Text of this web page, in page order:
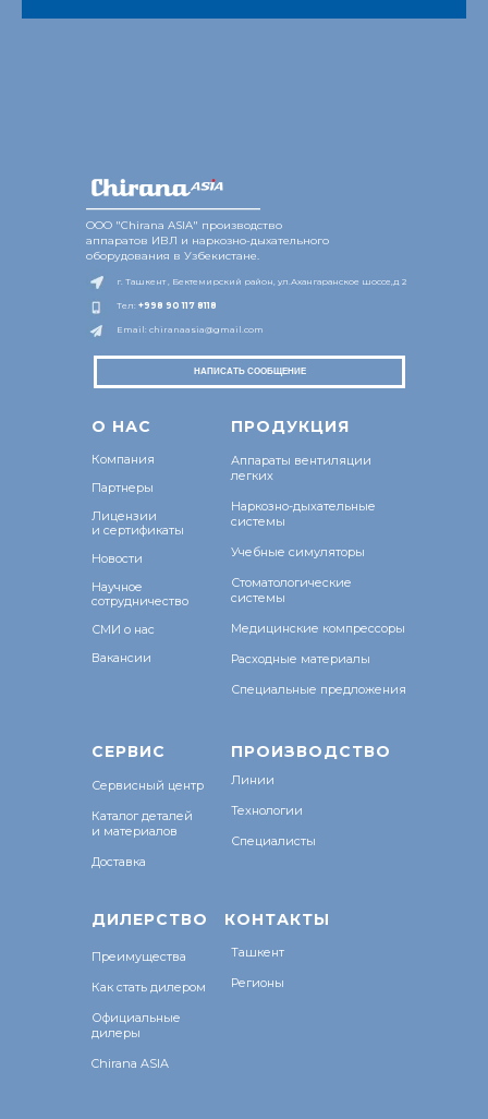
Компания
Партнеры
Лицензии
и сертификаты
Новости
Научное
сотрудничество
СМИ о нас
Вакансии
Аппараты вентиляции
легких
Наркозно-дыхательные
системы
Учебные симуляторы
Стоматологические
системы
Медицинские компрессоры
Расходные материалы
Специальные предложения
СЕРВИС
Сервисный центр
Каталог деталей
и материалов
Доставка
ПРОДУКЦИЯ
ПРОИЗВОДСТВО
Линии
Технологии
Специалисты
ДИЛЕРСТВО
Преимущества
Как стать дилером
Официальные
дилеры
Chirana ASIA
КОНТАКТЫ
Ташкент
Регионы
г. Ташкент , Бектемирский район, ул.Ахангаранское шоссе,д 2
Тел: +998 90 117 8118
Email: chiranaasia@gmail.com
НАПИСАТЬ СООБЩЕНИЕ
ООО "Chirana ASIA" производство
аппаратов ИВЛ и наркозно-дыхательного
оборудования в Узбекистане.
________________
О НАС